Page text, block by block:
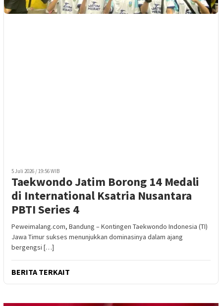
5 Juli 2026 / 19:56 WIB
Taekwondo Jatim Borong 14 Medali
di International Ksatria Nusantara
PBTI Series 4
Peweimalang.com, Bandung – Kontingen Taekwondo Indonesia (TI)
Jawa Timur sukses menunjukkan dominasinya dalam ajang
bergengsi […]
BERITA TERKAIT